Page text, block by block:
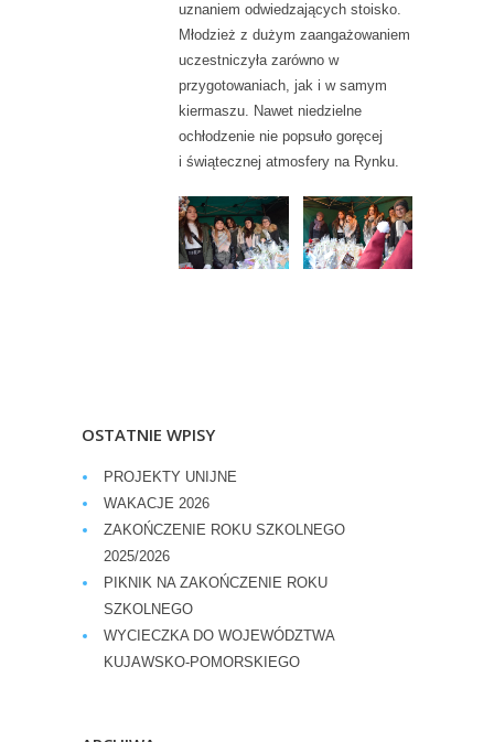
uznaniem odwiedzających stoisko.
Młodzież z dużym zaangażowaniem
uczestniczyła zarówno w
przygotowaniach, jak i w samym
kiermaszu. Nawet niedzielne
ochłodzenie nie popsuło goręcej
i świątecznej atmosfery na Rynku.
OSTATNIE WPISY
PROJEKTY UNIJNE
WAKACJE 2026
ZAKOŃCZENIE ROKU SZKOLNEGO
2025/2026
PIKNIK NA ZAKOŃCZENIE ROKU
SZKOLNEGO
WYCIECZKA DO WOJEWÓDZTWA
KUJAWSKO-POMORSKIEGO